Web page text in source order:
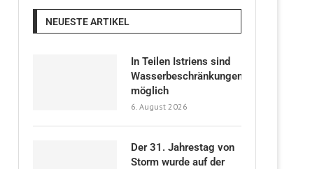
NEUESTE ARTIKEL
In Teilen Istriens sind
Wasserbeschränkungen
möglich
6. August 2026
Der 31. Jahrestag von
Storm wurde auf der